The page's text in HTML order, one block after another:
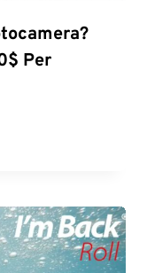
Per